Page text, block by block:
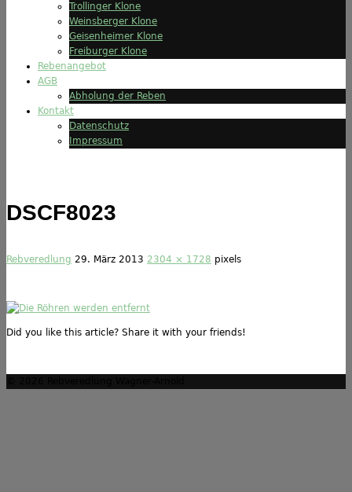
Trollinger Klone
Weinsberger Klone
Geisenheimer Klone
Freiburger Klone
Rebenangebot
AGB
Abholung der Reben
Kontakt
Datenschutz
Impressum
DSCF8023
Rebveredlung 29. März 2013 2304 × 1728 pixels
Did you like this article? Share it with your friends!